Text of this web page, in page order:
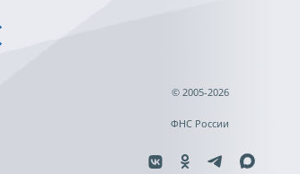
© 2005-2026
ФНС России